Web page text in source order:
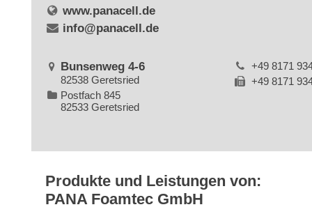
www.panacell.de
info@panacell.de
Bunsenweg 4-6
82538 Geretsried
Postfach 845
82533 Geretsried
+49 8171
+49 8171
Produkte und Leistungen von:
PANA Foamtec GmbH